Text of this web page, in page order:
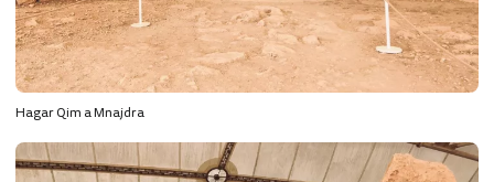
Hagar Qim a Mnajdra